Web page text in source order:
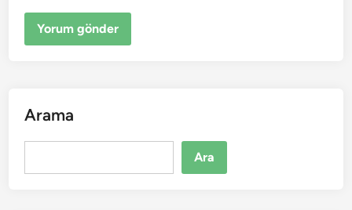
Arama
Ara